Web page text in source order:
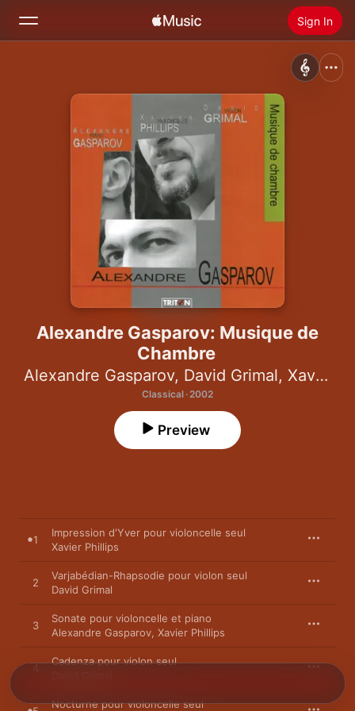
Sign In
Install Apple Music
Alexandre Gasparov: Musique de
Chambre
Alexandre Gasparov, David Grimal, Xavier Phillips
Classical · 2002
Preview
1
Impression d'Yver pour violoncelle seul
Xavier Phillips
2
Varjabédian-Rhapsodie pour violon seul
David Grimal
3
Sonate pour violoncelle et piano
Alexandre Gasparov, Xavier Phillips
4
Cadenza pour violon seul
Nocturne pour violoncelle seul